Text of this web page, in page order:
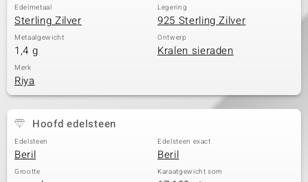
Edelmetaal
Sterling Zilver
Legering
925 Sterling Zilver
Metaalgewicht
1,4 g
Ontwerp
Kralen sieraden
Merk
Riya
Hoofd edelsteen
Edelsteen
Beril
Edelsteen exact
Beril
Grootte Karaatgewicht som